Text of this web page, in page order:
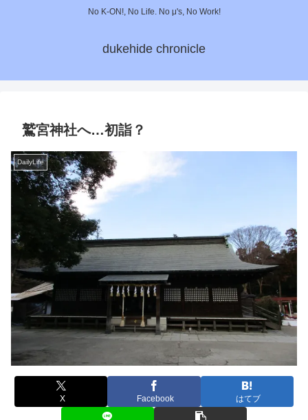
No K-ON!, No Life. No μ's, No Work!
dukehide chronicle
鷲宮神社へ…初詣？
DailyLife
X Facebook はてブ